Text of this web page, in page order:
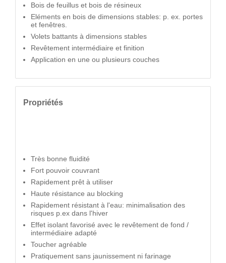
Bois de feuillus et bois de résineux
Eléments en bois de dimensions stables: p. ex. portes
et fenêtres.
Volets battants à dimensions stables
Revêtement intermédiaire et finition
Application en une ou plusieurs couches
Propriétés
Très bonne fluidité
Fort pouvoir couvrant
Rapidement prêt à utiliser
Haute résistance au blocking
Rapidement résistant à l'eau: minimalisation des
risques p.ex dans l'hiver
Effet isolant favorisé avec le revêtement de fond /
intermédiaire adapté
Toucher agréable
Pratiquement sans jaunissement ni farinage